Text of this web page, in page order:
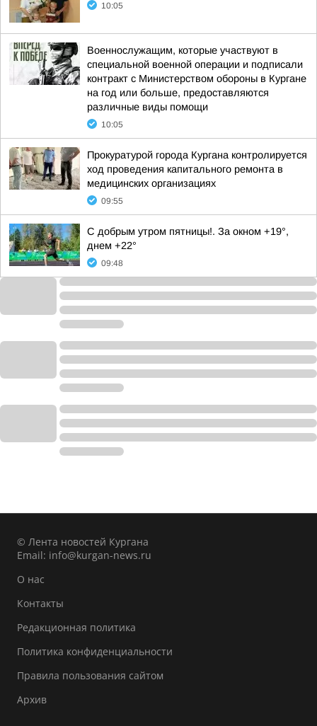
10:05
Военнослужащим, которые участвуют в
специальной военной операции и подписали
контракт с Министерством обороны в Кургане
на год или больше, предоставляются
различные виды помощи
10:05
Прокуратурой города Кургана контролируется
ход проведения капитального ремонта в
медицинских организациях
09:55
С добрым утром пятницы!. За окном +19°,
днем +22°
09:48
© Лента новостей Кургана
Email: info@kurgan-news.ru
О нас
Контакты
Редакционная политика
Политика конфиденциальности
Правила пользования сайтом
Архив